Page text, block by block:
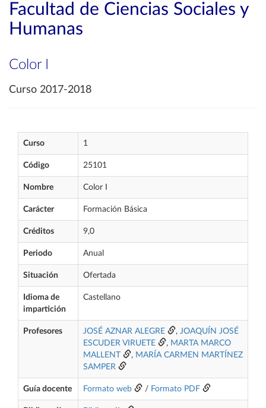
Facultad de Ciencias Sociales y
Humanas
Color I
Curso 2017-2018
Curso 1
Código 25101
Nombre Color I
Carácter Formación Básica
Créditos 9,0
Periodo Anual
Situación Ofertada
Idioma de
impartición
Castellano
Profesores JOSÉ AZNAR ALEGRE , JOAQUÍN JOSÉ
ESCUDER VIRUETE
, MARTA MARCO
MALLENT
, MARÍA CARMEN MARTÍNEZ
SAMPER
Guía docente Formato web / Formato PDF